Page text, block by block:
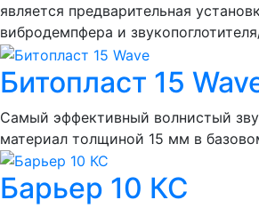
является предварительная
вибродемпфера и
Битопласт 15
Самый эффективный волнистый
материал толщиной 15 мм в
Барьер 10 КС